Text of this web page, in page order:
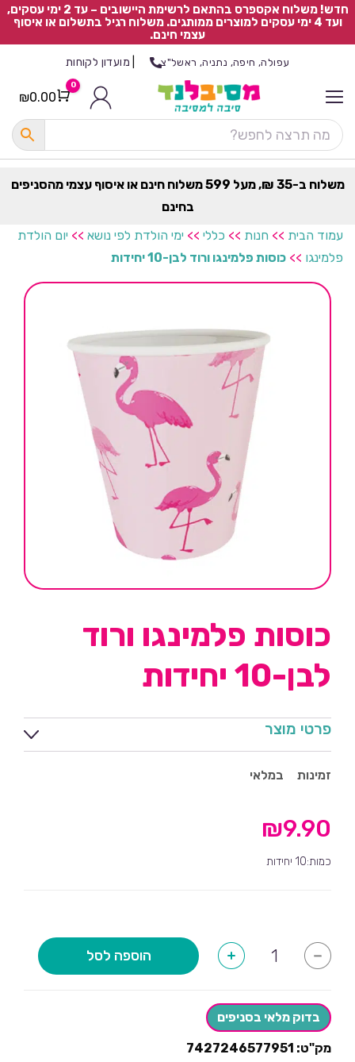
חדש! משלוח אקספרס בהתאם לרשימת היישובים – עד 2 ימי עסקים,
ועד 4 ימי עסקים למוצרים ממותגים. משלוח רגיל בתשלום או איסוף
עצמי חינם.
עפולה, חיפה, נתניה, ראשל"צ מועדון לקוחות
Cart
0
₪0.00
משלוח ב-35 ₪, מעל 599 משלוח חינם או איסוף עצמי מהסניפים
בחינם
עמוד הבית >> חנות >> כללי >> ימי הולדת לפי נושא >> יום הולדת
פלמינגו >> כוסות פלמינגו ורוד לבן-10 יחידות
כוסות פלמינגו ורוד
לבן-10 יחידות
פרטי מוצר
זמינות במלאי
₪9.90
כמות:10 יחידות
-
של
לבן-10
יחידות
+ הוספה לסל
בדוק מלאי בסניפים
מק"ט: 7427246577951